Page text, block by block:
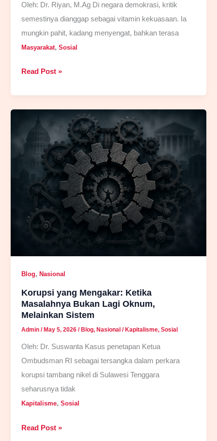
Oleh: Dr. Riyan, M.Ag Di negara demokrasi, kritik
semestinya dianggap sebagai vitamin kekuasaan. Ia
mungkin pahit, kadang menyengat, bahkan terasa
Masyarakat,Sosial
“Indonesia
Sindrom
Anti-
Presiden
Read Post »
Blog,Nasional
Korupsi yang Mengakar: Ketika
Masalahnya Bukan Lagi Oknum,
Melainkan Sistem
Admin/ May 5, 2026/ Blog, Nasional / Kapitalisme,Sosial
Oleh: Dr. Suswanta Kasus penetapan Ketua
Ombudsman RI sebagai tersangka dalam perkara
korupsi tambang nikel di Sulawesi Tenggara
seharusnya tidak
Kapitalisme,Sosial
Korupsi
Read Post »